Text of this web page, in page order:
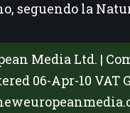
seguendo la
Media Ltd. |
06-Apr-10 VAT